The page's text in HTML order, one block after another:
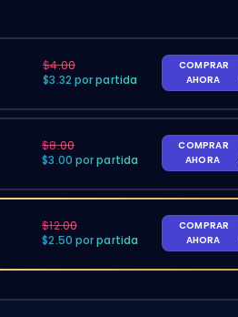
$4.00
$3.32 por partida
COMPRAR
AHORA
$8.00
$3.00 por partida
COMPRAR
AHORA
$12.00
$2.50 por partida
COMPRAR
AHORA